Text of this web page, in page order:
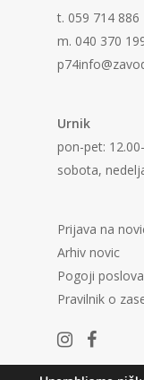
t. 059 714 886
m. 040 370
Urnik
pon-pet:
sobota,
Prijava na
Arhiv novic
Pogoji
Pravilnik o